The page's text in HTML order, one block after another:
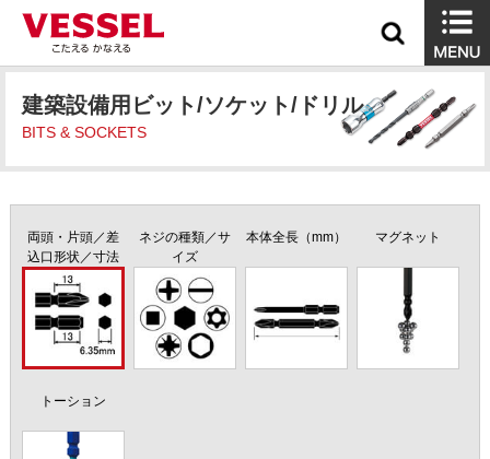
建築設備用ビット/ソケット/ドリル
BITS & SOCKETS
両頭・片頭／差
込口形状／寸法
ネジの種類／サ
イズ
本体全長（mm） マグネット
トーション